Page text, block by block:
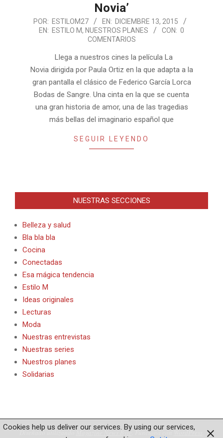
Novia’
2015-
12-
POR: ESTILOM27 EN: DICIEMBRE 13, 2015
EN: ESTILO M, NUESTROS PLANES CON: 0
COMENTARIOS
Llega a nuestros cines la película La
Novia dirigida por Paula Ortiz en la que adapta a la
gran pantalla el clásico de Federico García Lorca
Bodas de Sangre. Una cinta en la que se cuenta
una gran historia de amor, una de las tragedias
más bellas del imaginario español que
SEGUIR LEYENDO
NUESTRAS SECCIONES
Belleza y salud
Bla bla bla
Cocina
Conectadas
Esa mágica tendencia
Estilo M
Ideas originales
Lecturas
Moda
Nuestras entrevistas
Nuestras series
Nuestros planes
Solidarias
Diseñado utilizandoMagazine News Byte . Funciona conWordPress
Cookies help us deliver our services. By using our services,